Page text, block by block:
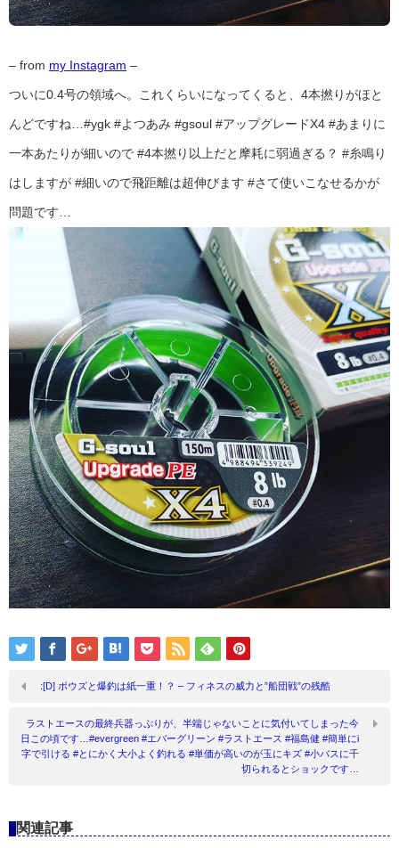
– from my Instagram –
ついに0.4号の領域へ。これくらいになってくると、4本撚りがほと
んどですね…#ygk #よつあみ #gsoul #アップグレードX4 #あまりに
一本あたりが細いので #4本撚り以上だと摩耗に弱過ぎる？ #糸鳴り
はしますが #細いので飛距離は超伸びます #さて使いこなせるかが
問題です…
:[D] ボウズと爆釣は紙一重！？ – フィネスの威力と”船団戦”の残酷
ラストエースの最終兵器っぷりが、半端じゃないことに気付いてしまった今
日この頃です…#evergreen #エバーグリーン #ラストエース #福島健 #簡単にi
字で引ける #とにかく大小よく釣れる #単価が高いのが玉にキズ #小バスに千
切られるとショックです…
関連記事